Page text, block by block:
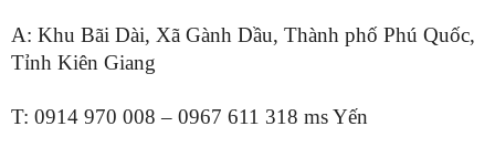
A: Khu Bãi Dài, Xã Gành Dầu, Thành phố Phú Quốc,
Tỉnh Kiên Giang
T: 0914 970 008 – 0967 611 318 ms Yến